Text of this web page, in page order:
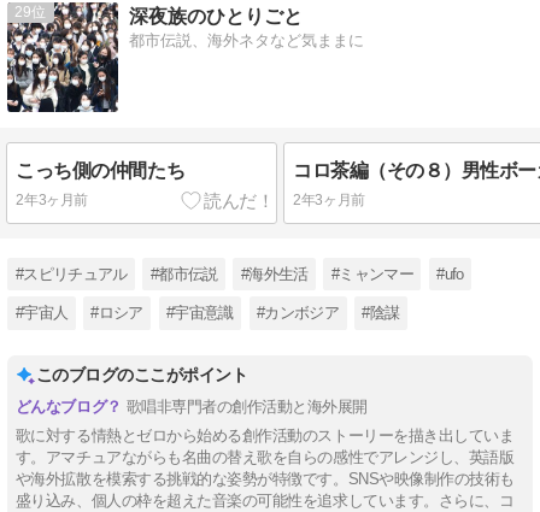
29 深夜族のひとりごと
都市伝説、海外ネタなど気ままに
こっち側の仲間たち
2年3ヶ月前 2年3ヶ月前
#スピリチュアル #都市伝説 #海外生活 #ミャンマー #ufo
#宇宙人 #ロシア #宇宙意識 #カンボジア #陰謀
このブログのここがポイント
歌唱非専門者の創作活動と海外展開
歌に対する情熱とゼロから始める創作活動のストーリーを描き出していま
す。アマチュアながらも名曲の替え歌を自らの感性でアレンジし、英語版
や海外拡散を模索する挑戦的な姿勢が特徴です。SNSや映像制作の技術も
盛り込み、個人の枠を超えた音楽の可能性を追求しています。さらに、コ